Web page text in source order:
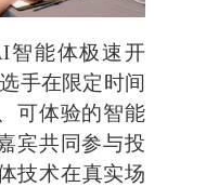
智能体极速开
手在限定时间
可体验的智能
宾共同参与投
技术在真实场